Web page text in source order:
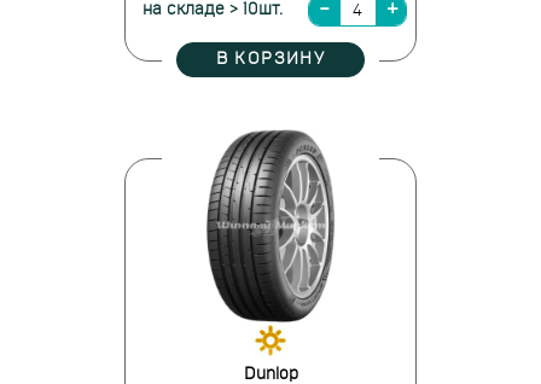
на складе > 10шт.
В КОРЗИНУ
Dunlop